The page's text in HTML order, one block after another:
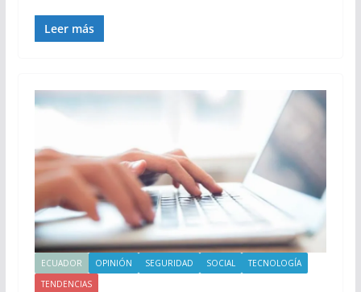
Leer más
ECUADOR OPINIÓN SEGURIDAD SOCIAL
TECNOLOGÍA
TENDENCIAS